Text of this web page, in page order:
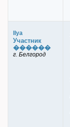
Ilya
Участник
������
г. Белгород